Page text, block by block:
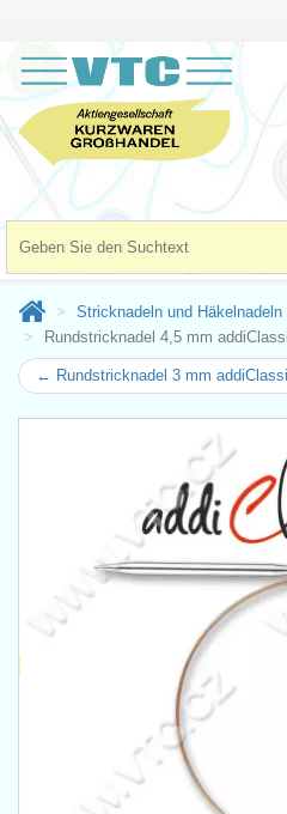
Stricknadeln und Häkelnadeln
Rundstricknadel 4,5 mm
← Rundstricknadel 3 mm